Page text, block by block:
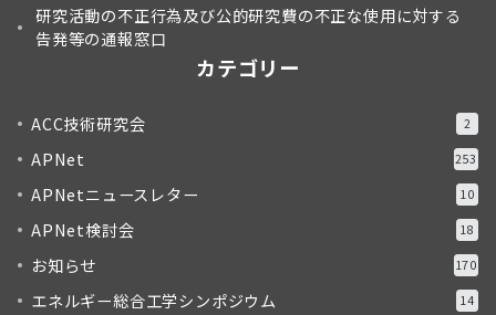
研究活動の不正行為及び公的研究費の不正な使用に対する
告発等の通報窓口
カテゴリー
ACC技術研究会 2
APNet 253
APNetニュースレター 10
APNet検討会 18
お知らせ 170
エネルギー総合工学シンポジウム 14